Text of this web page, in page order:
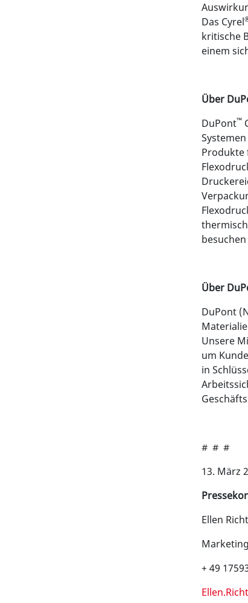
Das Cyrel
kritische
einem
Über
DuPont™
Produkte
besuchen
Über
DuPont
Unsere
um
in
# # #
13. März
Ellen
+ 49